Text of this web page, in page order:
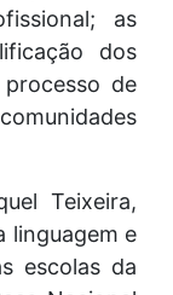
as
dos
de
Teixeira,
linguagem e
escolas da